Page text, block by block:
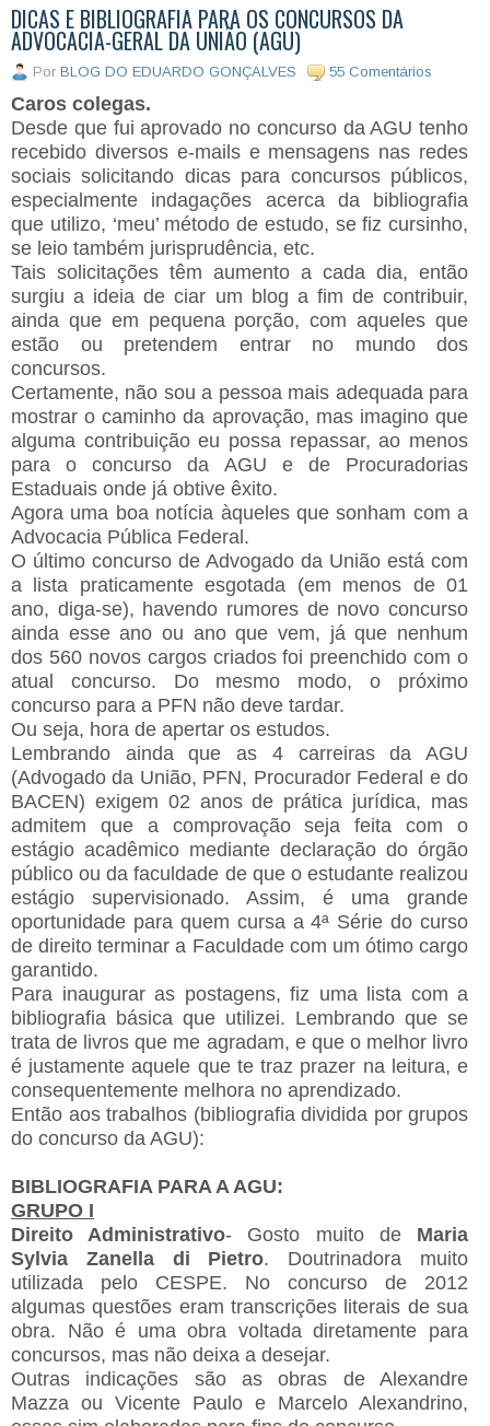
DICAS E BIBLIOGRAFIA PARA OS CONCURSOS DA
ADVOCACIA-GERAL DA UNIÃO (AGU)
Por BLOG DO EDUARDO GONÇALVES 55 Comentários
Caros colegas.
Desde que fui aprovado no concurso da AGU tenho
recebido diversos e-mails e mensagens nas redes
sociais solicitando dicas para concursos públicos,
especialmente indagações acerca da bibliografia
que utilizo, ‘meu’ método de estudo, se fiz cursinho,
se leio também jurisprudência, etc.
Tais solicitações têm aumento a cada dia, então
surgiu a ideia de ciar um blog a fim de contribuir,
ainda que em pequena porção, com aqueles que
estão ou pretendem entrar no mundo dos
concursos.
Certamente, não sou a pessoa mais adequada para
mostrar o caminho da aprovação, mas imagino que
alguma contribuição eu possa repassar, ao menos
para o concurso da AGU e de Procuradorias
Estaduais onde já obtive êxito.
Agora uma boa notícia àqueles que sonham com a
Advocacia Pública Federal.
O último concurso de Advogado da União está com
a lista praticamente esgotada (em menos de 01
ano, diga-se), havendo rumores de novo concurso
ainda esse ano ou ano que vem, já que nenhum
dos 560 novos cargos criados foi preenchido com o
atual concurso. Do mesmo modo, o próximo
concurso para a PFN não deve tardar.
Ou seja, hora de apertar os estudos.
Lembrando ainda que as 4 carreiras da AGU
(Advogado da União, PFN, Procurador Federal e do
BACEN) exigem 02 anos de prática jurídica, mas
admitem que a comprovação seja feita com o
estágio acadêmico mediante declaração do órgão
público ou da faculdade de que o estudante realizou
estágio supervisionado. Assim, é uma grande
oportunidade para quem cursa a 4ª Série do curso
de direito terminar a Faculdade com um ótimo cargo
garantido.
Para inaugurar as postagens, fiz uma lista com a
bibliografia básica que utilizei. Lembrando que se
trata de livros que me agradam, e que o melhor livro
é justamente aquele que te traz prazer na leitura, e
consequentemente melhora no aprendizado.
Então aos trabalhos (bibliografia dividida por grupos
do concurso da AGU):
BIBLIOGRAFIA PARA A AGU:
GRUPO I
Direito Administrativo- Gosto muito de Maria
Sylvia Zanella di Pietro. Doutrinadora muito
utilizada pelo CESPE. No concurso de 2012
algumas questões eram transcrições literais de sua
obra. Não é uma obra voltada diretamente para
concursos, mas não deixa a desejar.
Outras indicações são as obras de Alexandre
Mazza ou Vicente Paulo e Marcelo Alexandrino,